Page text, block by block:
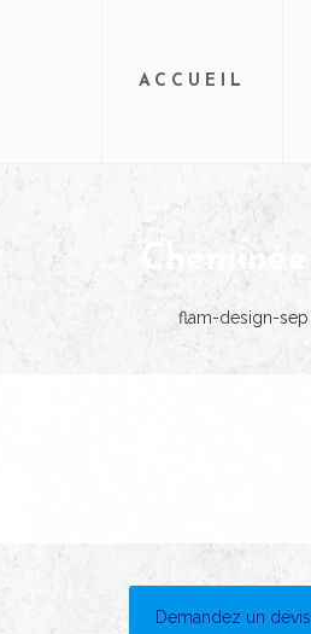
ACCUEIL
Cheminées
Demandez un devis